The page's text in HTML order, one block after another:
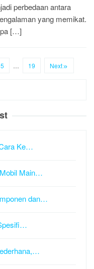
perbedaan antara
yang memikat.
[…]
5 … 19 Next
Ke…
Main…
dan…